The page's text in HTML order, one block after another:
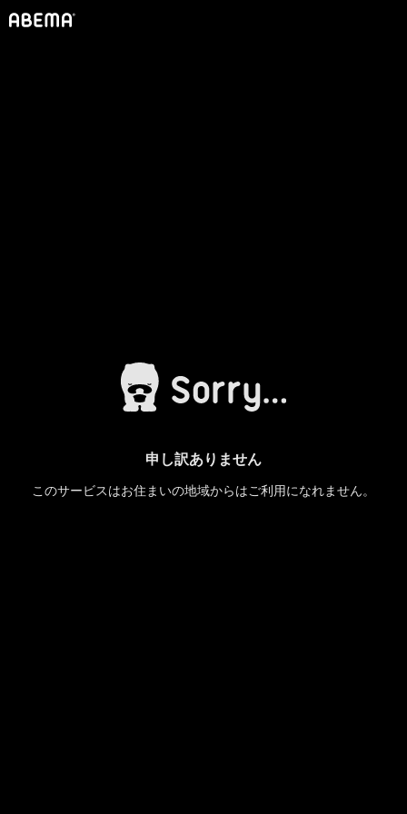
申し訳ありません
このサービスはお住まいの地域からはご利用になれません。